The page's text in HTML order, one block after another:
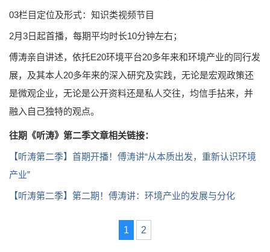
03栏目定位及形式：知识类视频节目
2月3日起首播，每期平均时长10分钟左右；
傅涛亲自讲述，依托E20环境平台20多年来和环境产业的同行发
展，及其本人20多年来的深入研究及实践，无论是宏观政策还
是微观企业，无论是公开资料还是私人交往，均信手拈来，并
融入自己独特的观点。
往期《听涛》第二季文章相关链接：
【听涛第二季】首期开播！傅涛讲“从本质出发，重新认识环境
产业”
【听涛第二季】第二期！傅涛讲：环境产业的发展与分化
1 2